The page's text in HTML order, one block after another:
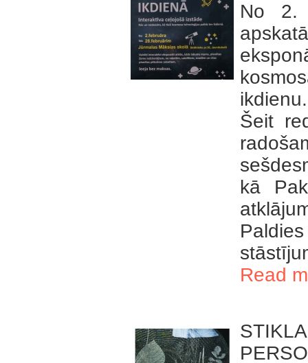
No 2.
ikdienu.
Šeit
kā
Read